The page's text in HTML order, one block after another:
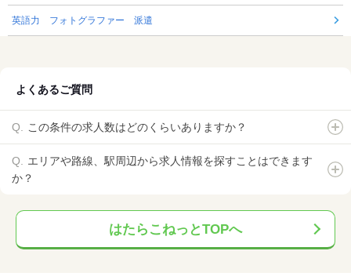
英語力 フォトグラファー 派遣
よくあるご質問
この条件の求人数はどのくらいありますか？
エリアや路線、駅周辺から求人情報を探すことはできます
か？
はたらこねっとTOPへ